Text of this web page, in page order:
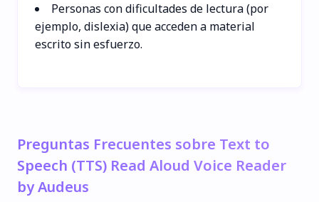
Personas con dificultades de lectura (por
ejemplo, dislexia) que acceden a material
escrito sin esfuerzo.
Preguntas Frecuentes sobre Text to
Speech (TTS) Read Aloud Voice Reader
by Audeus